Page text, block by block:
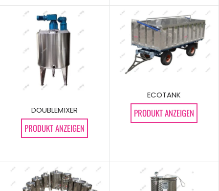
DOUBLEMIXER
PRODUKT ANZEIGEN
ECOTANK
PRODUKT ANZEIGEN